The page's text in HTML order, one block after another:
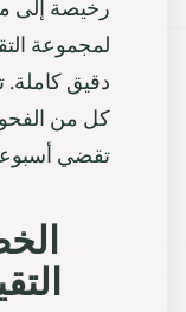
رخيصة إلى
دقيق
كل من
تقضي